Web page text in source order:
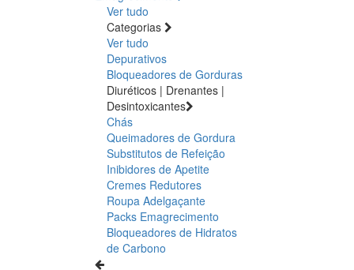
Ver tudo
Categorias
Ver tudo
Depurativos
Bloqueadores de Gorduras
Diuréticos | Drenantes |
Desintoxicantes
Chás
Queimadores de Gordura
Substitutos de Refeição
Inibidores de Apetite
Cremes Redutores
Roupa Adelgaçante
Packs Emagrecimento
Bloqueadores de Hidratos
de Carbono